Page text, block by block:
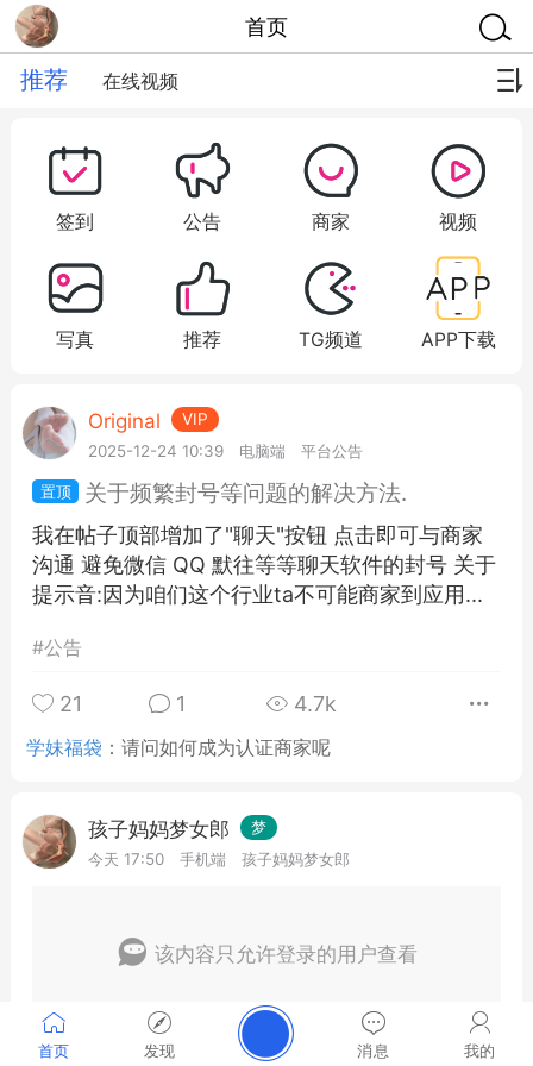
首页 发现 消息 我的
首页
推荐 在线视频
签到 公告 商家 视频
写真 推荐 TG频道 APP下载
Original
VIP
2025-12-24 10:39
电脑端 平台公告
关于频繁封号等问题的解决方法.
我在帖子顶部增加了"聊天"按钮 点击即可与商家
沟通 避免微信 QQ 默往等等聊天软件的封号 关于
提示音:因为咱们这个行业ta不可能商家到应用...
#公告
21 1 4.7k
学妹福袋 ：请问如何成为认证商家呢
孩子妈妈梦女郎
梦
今天 17:50
手机端 孩子妈妈梦女郎
该内容只允许登录的用户查看